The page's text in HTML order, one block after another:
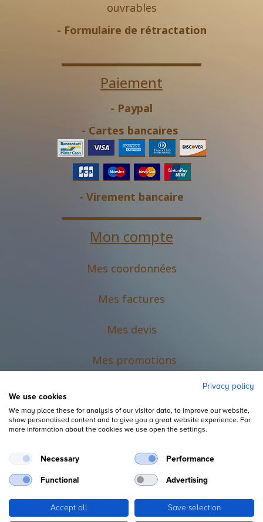
ouvrables
- Formulaire de rétractation
Paiement
- Paypal
- Cartes bancaires
- Virement bancaire
Mon compte
Mes coordonnées
Mes factures
Mes devis
Mes promotions
Mentions légales
Privacy policy
We use cookies
We may place these for analysis of our visitor data, to improve our website,
show personalised content and to give you a great website experience. For
more information about the cookies we use open the settings.
Necessary Performance
Functional Advertising
Accept all Save selection